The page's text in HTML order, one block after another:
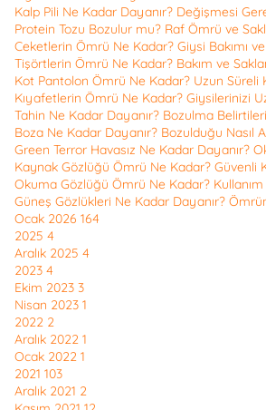
Kalp Pili Ne Kadar Dayanır? Değişmesi
Protein Tozu Bozulur mu? Raf Ömrü ve
Ceketlerin Ömrü Ne Kadar? Giysi Bakımı
Tişörtlerin Ömrü Ne Kadar? Bakım ve
Kot Pantolon Ömrü Ne Kadar? Uzun Süreli
Kıyafetlerin Ömrü Ne Kadar? Giysilerinizi
Tahin Ne Kadar Dayanır? Bozulma
Boza Ne Kadar Dayanır? Bozulduğu Nasıl
Green Terror Havasız Ne Kadar Dayanır?
Kaynak Gözlüğü Ömrü Ne Kadar? Güvenli
Okuma Gözlüğü Ömrü Ne Kadar? Kullanım
Güneş Gözlükleri Ne Kadar Dayanır?
Ocak 2026 164
2025 4
Aralık 2025 4
2023 4
Ekim 2023 3
Nisan 2023 1
2022 2
Aralık 2022 1
Ocak 2022 1
2021 103
Aralık 2021 2